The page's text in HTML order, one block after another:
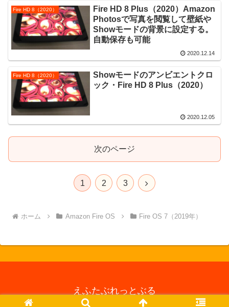
Fire HD 8（2020）
Fire HD 8 Plus（2020）Amazon
Photosで写真を閲覧して壁紙や
Showモードの背景に設定する。
自動保存も可能
2020.12.14
Fire HD 8（2020）
Showモードのアンビエントクロ
ック・Fire HD 8 Plus（2020）
2020.12.05
次のページ
1 2 3
次
ホーム Amazon Fire OS Fire OS 7（2019年）
えふたぶれっとぶる